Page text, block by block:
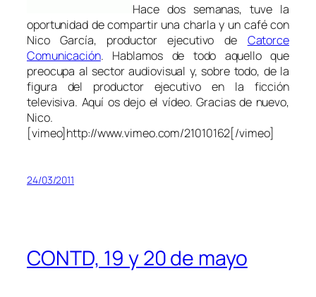
Hace dos semanas, tuve la
oportunidad de compartir una charla y un café con
Nico García, productor ejecutivo de Catorce
Comunicación. Hablamos de todo aquello que
preocupa al sector audiovisual y, sobre todo, de la
figura del productor ejecutivo en la ficción
televisiva. Aquí os dejo el vídeo. Gracias de nuevo,
Nico.
[vimeo]http://www.vimeo.com/21010162[/vimeo]
24/03/2011
CONTD, 19 y 20 de mayo